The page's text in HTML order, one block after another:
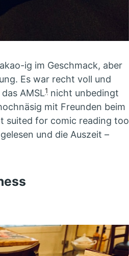
ig im Geschmack, aber
Es war recht voll und
AMSL1 nicht unbedingt
mit Freunden beim
suited for comic reading too
und die Auszeit –